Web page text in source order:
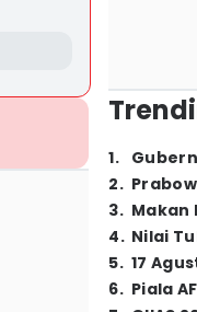
1.
2.
3. Makan
4. Nilai
5. 17
6. Piala